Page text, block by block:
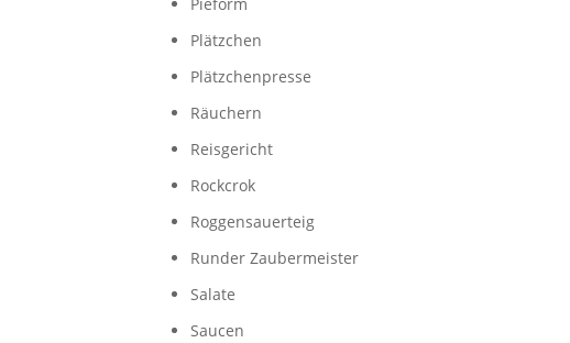
Pieform
Plätzchen
Plätzchenpresse
Räuchern
Reisgericht
Rockcrok
Roggensauerteig
Runder Zaubermeister
Salate
Saucen